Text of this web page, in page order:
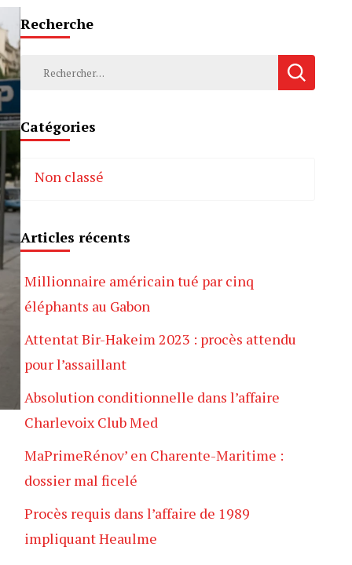
Recherche
Rechercher :
Catégories
Non classé
Articles récents
Millionnaire américain tué par cinq
éléphants au Gabon
Attentat Bir-Hakeim 2023 : procès attendu
pour l’assaillant
Absolution conditionnelle dans l’affaire
Charlevoix Club Med
MaPrimeRénov’ en Charente-Maritime :
dossier mal ficelé
Procès requis dans l’affaire de 1989
impliquant Heaulme